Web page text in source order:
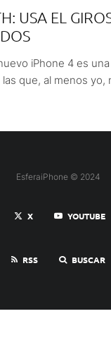
USA EL
iPhone 4 es
que, al menos yo,
EsferaiPhone © 2024
X YOUTUBE
RSS BUSCAR